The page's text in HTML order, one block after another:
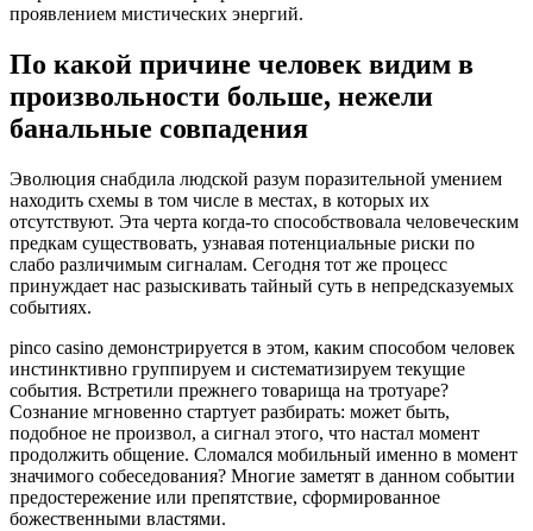
проявлением мистических энергий.
По какой причине человек видим в
произвольности больше, нежели
банальные совпадения
Эволюция снабдила людской разум поразительной умением
находить схемы в том числе в местах, в которых их
отсутствуют. Эта черта когда-то способствовала человеческим
предкам существовать, узнавая потенциальные риски по
слабо различимым сигналам. Сегодня тот же процесс
принуждает нас разыскивать тайный суть в непредсказуемых
событиях.
pinco casino демонстрируется в этом, каким способом человек
инстинктивно группируем и систематизируем текущие
события. Встретили прежнего товарища на тротуаре?
Сознание мгновенно стартует разбирать: может быть,
подобное не произвол, а сигнал этого, что настал момент
продолжить общение. Сломался мобильный именно в момент
значимого собеседования? Многие заметят в данном событии
предостережение или препятствие, сформированное
божественными властями.